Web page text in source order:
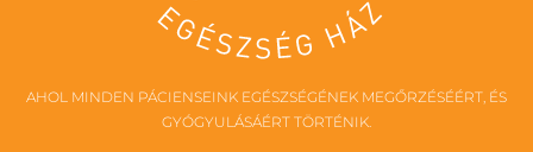
AHOL MINDEN PÁCIENSEINK EGÉSZSÉGÉNEK MEGŐRZÉSÉÉRT, ÉS
GYÓGYULÁSÁÉRT TÖRTÉNIK.